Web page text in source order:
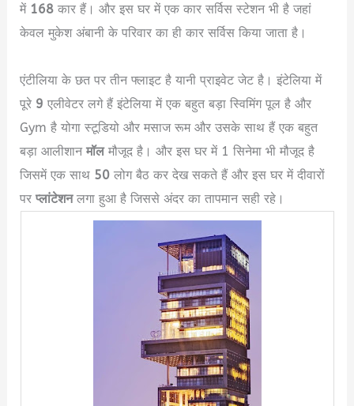
में168 कार हैं। और इस घर में एक कार सर्विस स्टेशन भी है जहां
केवल मुकेश अंबानी के परिवार का ही कार सर्विस किया जाता है।
एंटीलिया के छत पर तीन फ्लाइट है यानी प्राइवेट जेट है। इंटेलिया में
पूरे 9 एलीवेटर लगे हैं इंटेलिया में एक बहुत बड़ा स्विमिंग पूल है और
Gym है योगा स्टूडियो और मसाज रूम और उसके साथ हैं एक बहुत
बड़ा आलीशानमॉलमौजूद है। और इस घर में 1 सिनेमा भी मौजूद है
जिसमें एक साथ 50 लोग बैठ कर देख सकते हैं और इस घर में दीवारों
परप्लांटेशनलगा हुआ है जिससे अंदर का तापमान सही रहे।